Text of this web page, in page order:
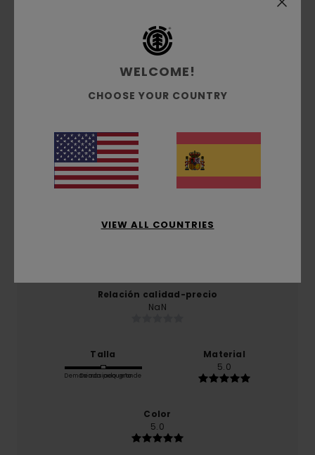
Reseñas de los clientes
Puntuación media
5.0
basado en1 reseñas verificadasdesde diciembre
El 100% de nuestros clientes recomiendan este
Relación calidad-precio
NaN
Talla
Demasiado pequeño
Demasiado grande
Material
5.0
Color
5.0
WELCOME!
CHOOSE YOUR COUNTRY
VIEW ALL COUNTRIES